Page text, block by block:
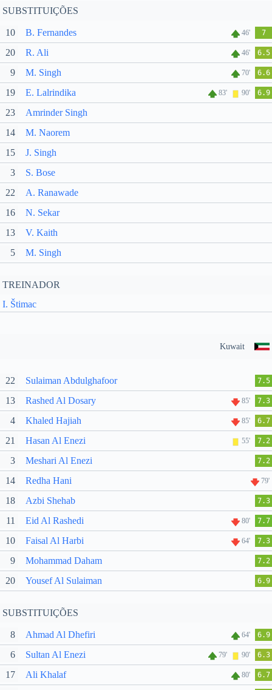
SUBSTITUIÇÕES
10 B. Fernandes 46' 7
20 R. Ali 46' 6.5
9 M. Singh 70' 6.6
19 E. Lalrindika 83' 90' 6.9
23
Amrinder Singh
14
M. Naorem
15
J. Singh
3
S. Bose
22
A. Ranawade
16
N. Sekar
13
V. Kaith
5
M. Singh
TREINADOR
I. Štimac
Kuwait
22 Sulaiman Abdulghafoor 7.5
13 Rashed Al Dosary 85' 7.3
4 Khaled Hajiah 85' 6.7
21 Hasan Al Enezi 55' 7.2
3 Meshari Al Enezi 7.2
14 Redha Hani 79'
18 Azbi Shehab 7.3
11 Eid Al Rashedi 80' 7.7
10 Faisal Al Harbi 64' 7.3
9 Mohammad Daham 7.2
20 Yousef Al Sulaiman 6.9
SUBSTITUIÇÕES
8 Ahmad Al Dhefiri 64' 6.9
6 Sultan Al Enezi 79' 90' 6.3
17 Ali Khalaf 80' 6.7